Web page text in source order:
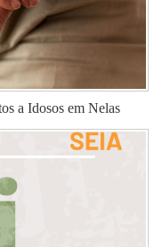
a Idosos em Nelas